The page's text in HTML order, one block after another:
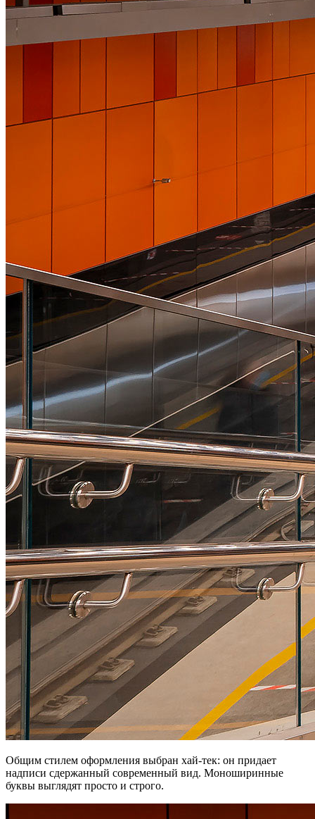
Общим стилем оформления выбран хай-тек: он придает
надписи сдержанный современный вид. Моноширинные
буквы выглядят просто и строго.